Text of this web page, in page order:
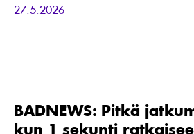
27.5.2026
auttaa,
kun
1
BADNEWS: Pitkä
kun 1 sekunti